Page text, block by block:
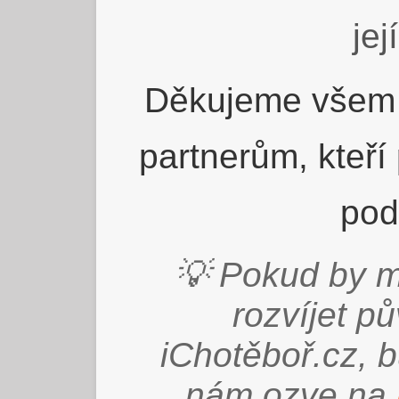
Děkujeme
partnerům,
💡 Pokud by
rozvíjet
iChotěboř.cz,